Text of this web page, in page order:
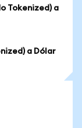
Tokenized) a
a Dólar